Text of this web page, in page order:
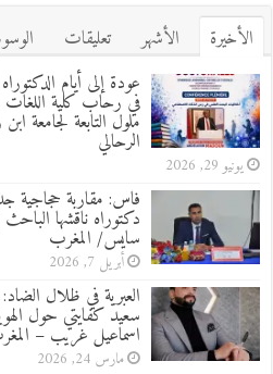
الأخيرة الأشهر تعليقات
في رحاب كلية اللغات
ملول التابعة لجامعة
الرحالي
يونيو 29, 2026
فاس: مقاربة حجاجية
دكتوراه ناقشها
سايس/ المغرب
أبريل 7, 2026
العبرية في ظلال
سعيد كفايتي حول
اسماعيل غريب –
مارس 24, 2026